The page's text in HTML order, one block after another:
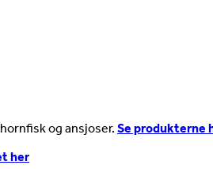
og ansjoser. Se produkterne
her